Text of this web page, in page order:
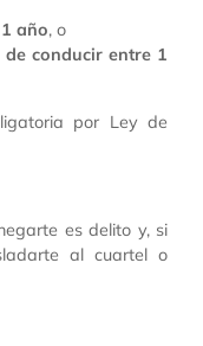
año, o
conducir entre 1
por Ley de
es delito y, si
al cuartel o